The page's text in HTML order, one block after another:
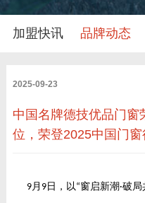
加盟快讯 品牌动态
2025-09-23
中国名牌德技优品门窗
位，荣登2025中国门
9月 9日，以“窗启新潮·破局